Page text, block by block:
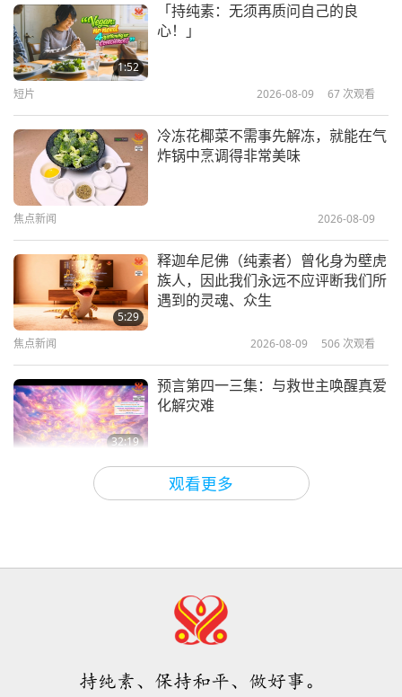
清明节的故事（四集之一）
我们必须感谢谁让世界大战迅速结束
记得自己高贵的品质（九集之一）
1997.07.13
观看更多
1:52
「持纯素：无须再质问自己的良
心！」
短片 2026-08-09 67 次观看
冷冻花椰菜不需事先解冻，就能在气
炸锅中烹调得非常美味
焦点新闻 2026-08-09
5:29
释迦牟尼佛（纯素者）曾化身为壁虎
族人，因此我们永远不应评断我们所
遇到的灵魂、众生
焦点新闻 2026-08-09 506 次观看
32:19
预言第四一三集：与救世主唤醒真爱
化解灾难
关于地球的古预言 2026-08-09
32:43
3:05
希望那些仍在沉睡，等待主耶稣的人
视台见到
持纯素、保持和平、做好事。